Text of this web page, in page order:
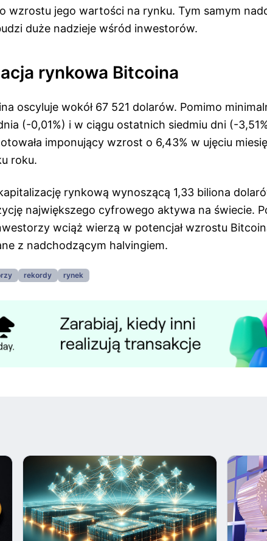
wzrostu jego wartości na rynku. Tym samym
duże nadzieje wśród inwestorów.
rynkowa Bitcoina
oscyluje wokół 67 521 dolarów. Pomimo
(-0,01%) i w ciągu ostatnich siedmiu dni (-
imponujący wzrost o 6,43% w ujęciu
roku.
rynkową wynoszącą 1,33 biliona
największego cyfrowego aktywa na świecie.
wciąż wierzą w potencjał wzrostu
z nadchodzącym halvingiem.
rekordy rynek